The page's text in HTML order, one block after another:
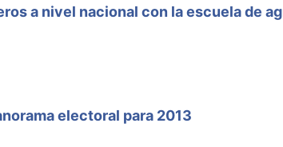
a nivel nacional con la escuela de
electoral para 2013